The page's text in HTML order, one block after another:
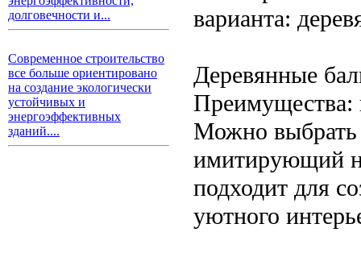
долговечности и...
Современное строительство
все больше ориентировано
на создание экологически
устойчивых и
энергоэффективных
зданий....
варианта:
Деревянные
Преимущества:
Можно выбрать
имитирующий
подходит для
уютного